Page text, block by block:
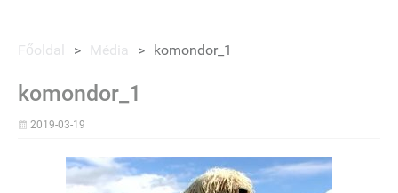
Főoldal > Média > komondor_1
komondor_1
2019-03-19